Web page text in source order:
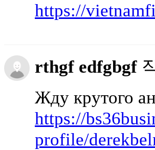
https://
rthgf edfgbgf
Жду крутого
https://
profile/